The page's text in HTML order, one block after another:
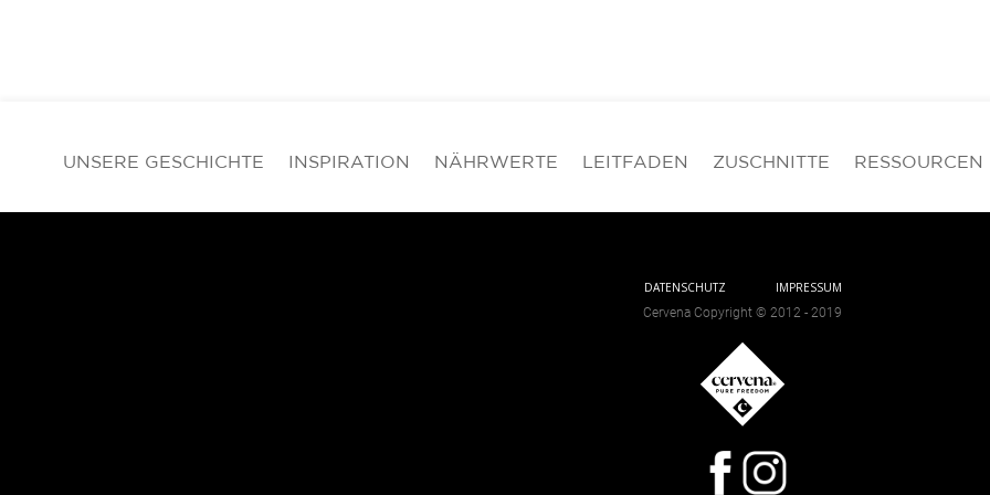
UNSERE GESCHICHTE INSPIRATION NÄHRWERTE LEITFADEN ZUSCHNITTE RESSOURCEN
DATENSCHUTZ
IMPRESSUM
Cervena Copyright © 2012 - 2019